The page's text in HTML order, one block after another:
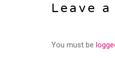
Leave
You must be